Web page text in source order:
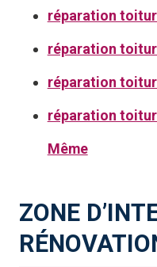
réparation
réparation
réparation
réparation
Même
ZONE